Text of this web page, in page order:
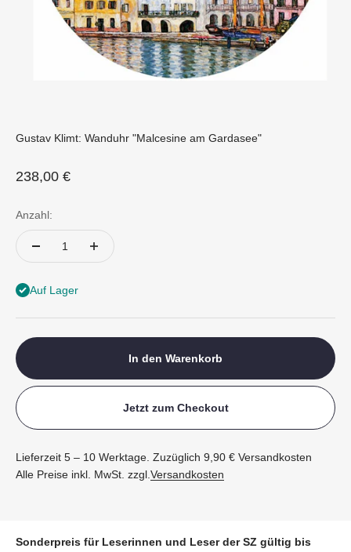
Gustav Klimt: Wanduhr "Malcesine am Gardasee"
Angebot
238,00 €
Anzahl:
Auf Lager
In den Warenkorb
Jetzt zum Checkout
Lieferzeit 5 – 10 Werktage. Zuzüglich 9,90 € Versandkosten
Alle Preise inkl. MwSt. zzgl.Versandkosten
Sonderpreis für Leserinnen und Leser der SZ gültig bis